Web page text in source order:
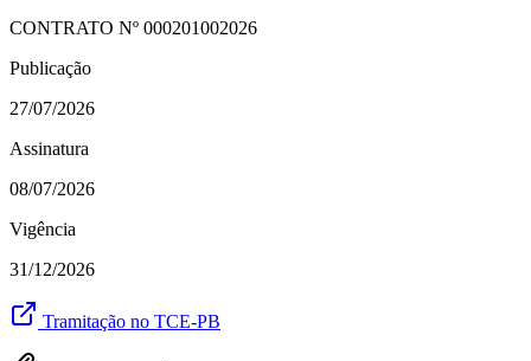
CONTRATO Nº 000201002026
Publicação
27/07/2026
Assinatura
08/07/2026
Vigência
31/12/2026
Tramitação no TCE-PB